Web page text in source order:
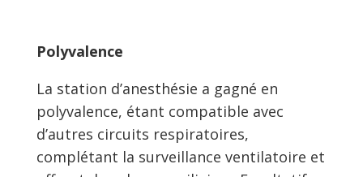
Polyvalence
La station d’anesthésie a gagné en
polyvalence, étant compatible avec
d’autres circuits respiratoires,
complétant la surveillance ventilatoire et